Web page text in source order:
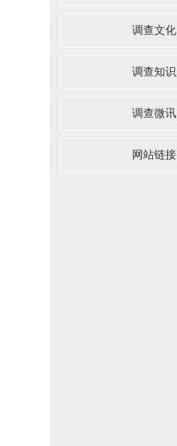
调查文化
调查知识
调查微讯
网站链接